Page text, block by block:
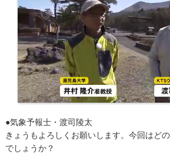
●気象予報士・渡司陵太
きょうもよろしくお願いします。今回はど
でしょうか？